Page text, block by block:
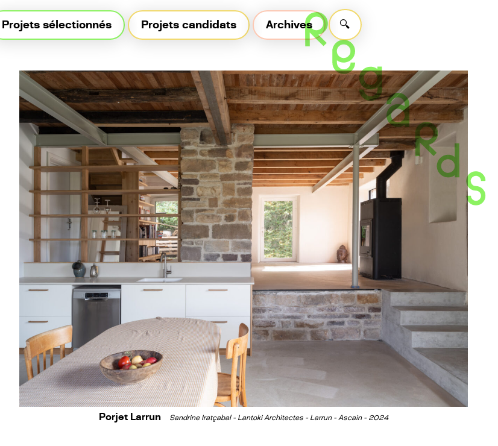
Projets sélectionnés Projets candidats Archives 🔍
Porjet Larrun Sandrine Iratçabal - Lantoki Architectes - Larrun - Ascain - 2024